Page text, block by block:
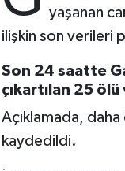
yaşanan
ilişkin son verileri
Son 24 saatte
çıkartılan 25
Açıklamada,
kaydedildi.